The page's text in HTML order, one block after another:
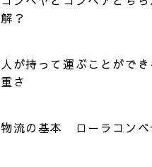
解？
人が持って運ぶことがで
重さ
物流の基本 ローラコンベ